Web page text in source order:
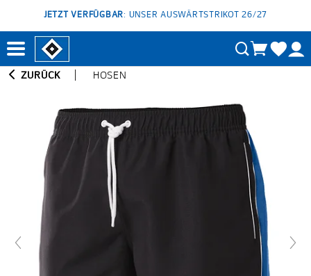
JETZT VERFÜGBAR: UNSER AUSWÄRTSTRIKOT 26/27
ZURÜCK HOSEN